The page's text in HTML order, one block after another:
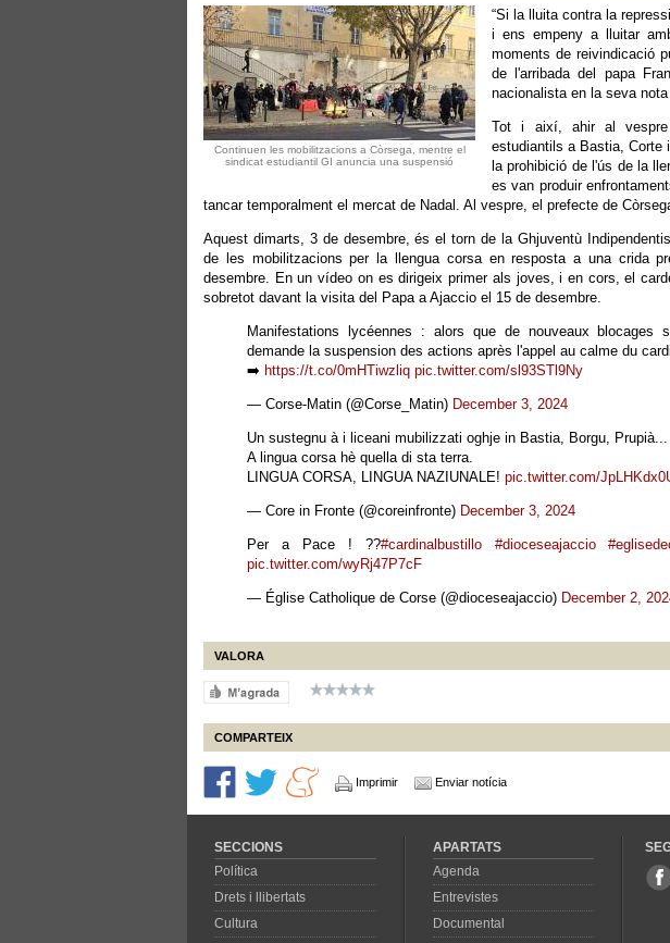
Continuen les mobilitzacions a Còrsega, mentre el
sindicat estudiantil GI anuncia una suspensió
“Si la lluita contra la
i ens empeny a lluitar
moments de reivindicació
de l'arribada del papa
nacionalista en la seva
Tot i així, ahir al vespre
estudiantils a Bastia, Corte
la prohibició de l'ús de la
es van produir
tancar temporalment el mercat de Nadal. Al vespre, el prefecte de
Aquest dimarts, 3 de desembre, és el torn de la Ghjuventù
de les mobilitzacions per la llengua corsa en resposta a una crida
desembre. En un vídeo on es dirigeix primer als joves, i en cors, el
sobretot davant la visita del Papa a Ajaccio el 15 de desembre.
Manifestations lycéennes : alors que de nouveaux blocages
demande la suspension des actions après l'appel au calme du
➡️ https://t.co/0mHTiwzliq pic.twitter.com/sl93STl9Ny
— Corse-Matin (@Corse_Matin) December 3, 2024
Un sustegnu à i liceani mubilizzati oghje in Bastia, Borgu, Prupià...
A lingua corsa hè quella di sta terra.
LINGUA CORSA, LINGUA NAZIUNALE! pic.twitter.com/
— Core in Fronte (@coreinfronte) December 3, 2024
Per a Pace ! ??#cardinalbustillo #dioceseajaccio
pic.twitter.com/wyRj47P7cF
— Église Catholique de Corse (@dioceseajaccio) December 2,
VALORA
COMPARTEIX
Imprimir Enviar notícia
SECCIONS
Política
Drets i llibertats
Cultura
APARTATS
Agenda
Entrevistes
Documental